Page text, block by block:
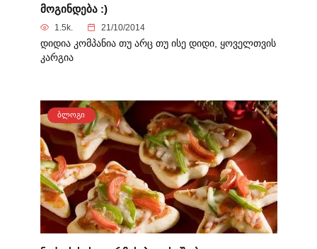
მოგინდება :)
1.5k. 21/10/2014
დიდია კომპანია თუ არც თუ ისე დიდი, ყოველთვის
კარგია
ᲑᲚᲝᲒᲘ